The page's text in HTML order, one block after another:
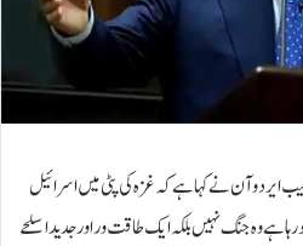
ایردوآن نے کہا ہے کہ غزہ کی پٹی میں اسرائیل
ہے وہ جنگ نہیں بلکہ ایک طاقت ور اور جدید اسلحے